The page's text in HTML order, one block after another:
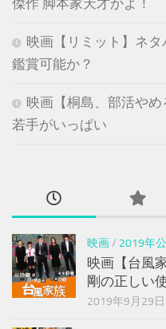
傑作 脚本家天才かよ！
映画【リミット】ネ
鑑賞可能か？
映画【桐島、部活やめ
若手がいっぱい
映画/ 2019年
映画【台風
剛の正しい
2019年9月29日